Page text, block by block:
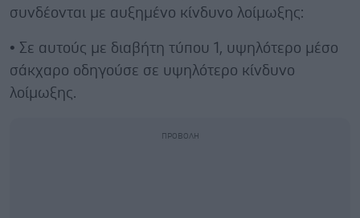
συνδέονται με αυξημένο κίνδυνο λοίμωξης:
• Σε αυτούς με διαβήτη τύπου 1, υψηλότερο μέσο
σάκχαρο οδηγούσε σε υψηλότερο κίνδυνο
λοίμωξης.